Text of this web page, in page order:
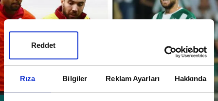
Rıza Bilgiler Reklam Ayarları Hakkında
Reddet